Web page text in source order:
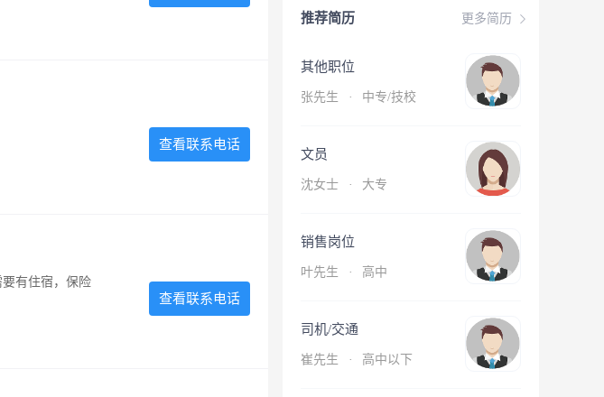
更多简历
推荐简历
其他职位
张先生 · 中专/技校
文员
沈女士 · 大专
销售岗位
叶先生 · 高中
司机/交通
崔先生 · 高中以下
查看联系电话
有住宿，保险
查看联系电话